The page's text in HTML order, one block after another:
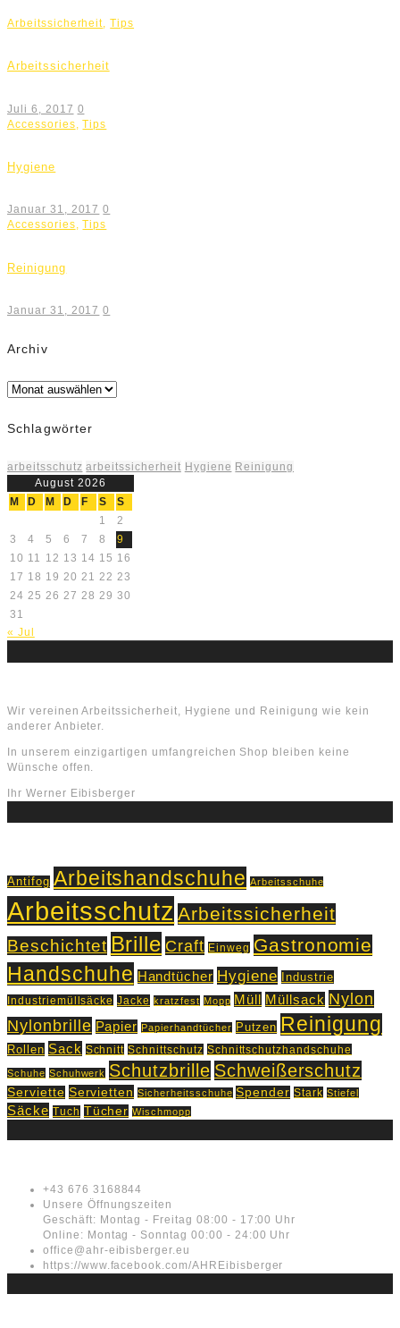
Arbeitssicherheit,Tips
Arbeitssicherheit
Juli 6, 2017 0
Accessories ,Tips
Hygiene
Januar 31, 2017 0
Accessories,Tips
Reinigung
Januar 31, 2017 0
Archiv
Archiv
Schlagwörter
arbeitsschutz arbeitssicherheit Hygiene Reinigung
August 2026
M
D M D F S
S
1
2
3
4 5 6 7 8
9
10 11 12 13 14 15 16
17 18 19 20 21 22 23
24 25 26 27 28 29 30
31
« Jul
Wir vereinen Arbeitssicherheit, Hygiene und Reinigung wie kein
anderer Anbieter.
In unserem einzigartigen umfangreichen Shop bleiben keine
Wünsche offen.
Ihr Werner Eibisberger
Antifog Arbeitshandschuhe Arbeitsschuhe
Arbeitsschutz Arbeitssicherheit
Beschichtet Brille Craft Einweg Gastronomie
Handschuhe Handtücher Hygiene Industrie
Industriemüllsäcke Jacke kratzfest Mopp Müll Müllsack Nylon
Nylonbrille Papier Papierhandtücher Putzen Reinigung
Rollen Sack Schnitt Schnittschutz Schnittschutzhandschuhe
Schuhe Schuhwerk Schutzbrille Schweißerschutz
Serviette Servietten Sicherheitsschuhe Spender Stark Stiefel
Säcke Tuch Tücher Wischmopp
+43 676 3168844
Unsere Öffnungszeiten
Geschäft: Montag - Freitag 08:00 - 17:00 Uhr
Online: Montag - Sonntag 00:00 - 24:00 Uhr
office@ahr-eibisberger.eu
https://www.facebook.com/AHREibisberger